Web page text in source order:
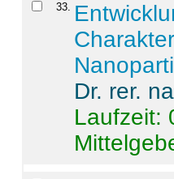
33.
Dr. rer.
Laufzeit: